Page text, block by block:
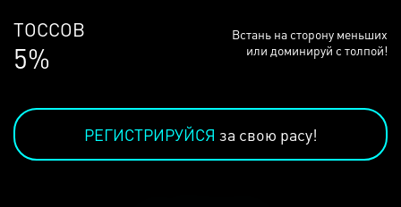
ЛЮДЕЙ
68%
Встань на сторону меньших
или доминируй с толпой!
РЕГИСТРИРУЙСЯ за свою расу!